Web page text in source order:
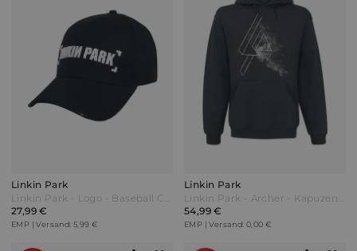
Linkin Park
Linkin Park - Logo - Baseball Cap - Cap - schwarz - EMP Exklusiv!
27,99 €
EMP | Versand: 5,99 €
Linkin Park
Linkin Park - Archer - Kapuzenpullover - schwarz - EMP Exklusiv!
54,99 €
EMP | Versand: 0,00 €